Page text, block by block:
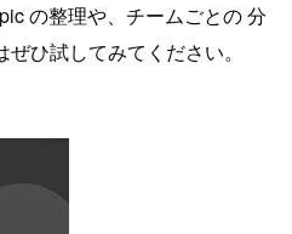
の整理や、チームごとの 分
ひ試してみてください。